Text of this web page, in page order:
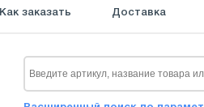
Как заказать Доставка